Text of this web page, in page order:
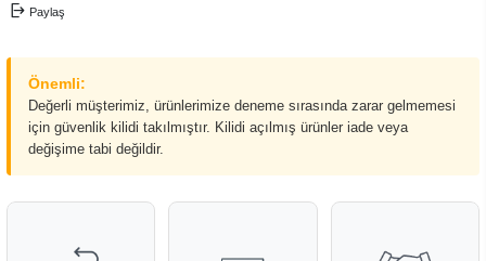
Paylaş
Önemli:
Değerli müşterimiz, ürünlerimize deneme sırasında zarar gelmemesi
için güvenlik kilidi takılmıştır. Kilidi açılmış ürünler iade veya
değişime tabi değildir.